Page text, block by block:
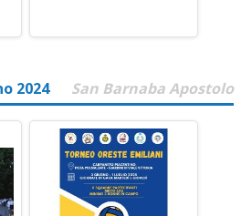
2024 San Barnaba Apostolo